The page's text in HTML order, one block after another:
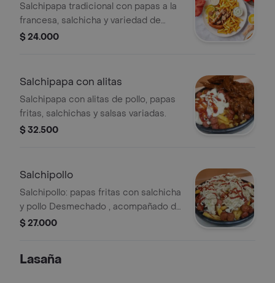
Salchipapa tradicional con papas a la
francesa, salchicha y variedad de
salsas.
$ 24.000
Salchipapa con alitas
Salchipapa con alitas de pollo, papas
fritas, salchichas y salsas variadas.
$ 32.500
Salchipollo
Salchipollo: papas fritas con salchicha
y pollo Desmechado , acompañado de
salsas.
$ 27.000
Lasaña